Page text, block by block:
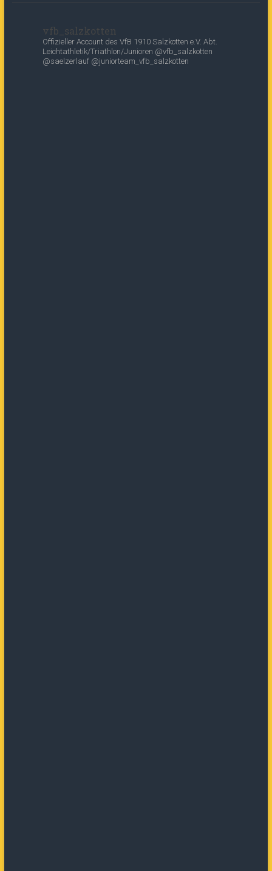
vfb_salzkotten
Offizieller Account des VfB 1910 Salzkotten e.V. Abt.
Leichtathletik/Triathlon/Junioren @vfb_salzkotten
@saelzerlauf @juniorteam_vfb_salzkotten